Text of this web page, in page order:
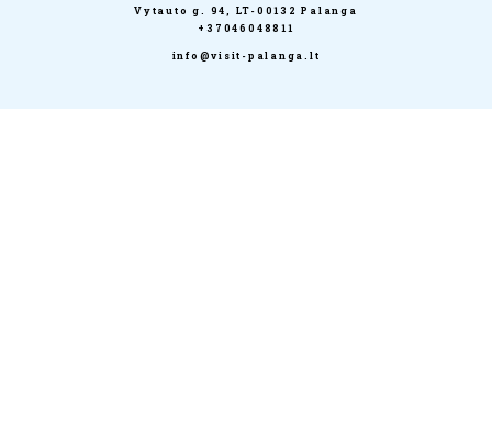
Vytauto g. 94, LT-00132 Palanga
+37046048811
info@visit-palanga.lt